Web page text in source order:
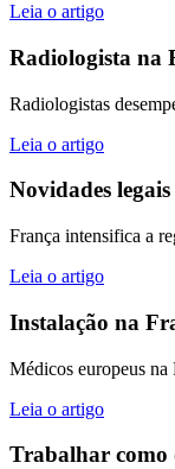
Leia o artigo
Radiologista na
Radiologistas
Leia o artigo
Novidades
França intensifica a
Leia o artigo
Instalação na
Médicos europeus na
Leia o artigo
Trabalhar como